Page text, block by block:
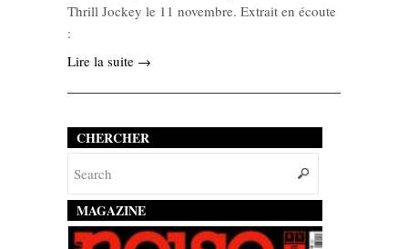
Thrill Jockey le 11 novembre. Extrait en écoute
:
Lire la suite →
CHERCHER
MAGAZINE